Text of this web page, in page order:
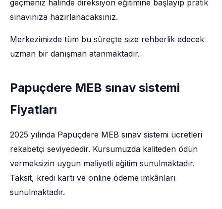
geçmeniz halinde direksiyon eğitimine başlayıp pratik
sınavınıza hazırlanacaksınız.
Merkezimizde tüm bu süreçte size rehberlik edecek
uzman bir danışman atanmaktadır.
Papuçdere MEB sınav sistemi
Fiyatları
2025 yılında Papuçdere MEB sınav sistemi ücretleri
rekabetçi seviyededir. Kursumuzda kaliteden ödün
vermeksizin uygun maliyetli eğitim sunulmaktadır.
Taksit, kredi kartı ve online ödeme imkânları
sunulmaktadır.